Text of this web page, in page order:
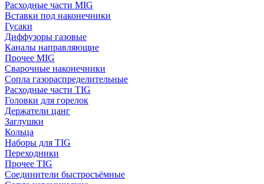
Расходные части MIG
Вставки под наконечники
Гусаки
Диффузоры газовые
Каналы направляющие
Прочее MIG
Сварочные наконечники
Сопла газораспределительные
Расходные части TIG
Головки для горелок
Держатели цанг
Заглушки
Кольца
Наборы для TIG
Переходники
Прочее TIG
Соединители быстросъёмные